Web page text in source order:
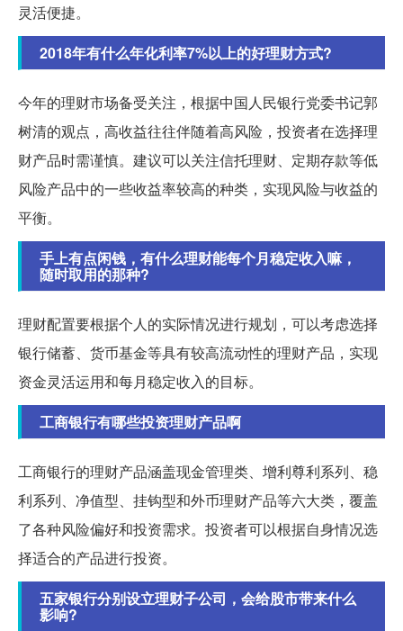
灵活便捷。
2018年有什么年化利率7%以上的好理财方式?
今年的理财市场备受关注，根据中国人民银行党委书记郭
树清的观点，高收益往往伴随着高风险，投资者在选择理
财产品时需谨慎。建议可以关注信托理财、定期存款等低
风险产品中的一些收益率较高的种类，实现风险与收益的
平衡。
手上有点闲钱，有什么理财能每个月稳定收入嘛，
随时取用的那种?
理财配置要根据个人的实际情况进行规划，可以考虑选择
银行储蓄、货币基金等具有较高流动性的理财产品，实现
资金灵活运用和每月稳定收入的目标。
工商银行有哪些投资理财产品啊
工商银行的理财产品涵盖现金管理类、增利尊利系列、稳
利系列、净值型、挂钩型和外币理财产品等六大类，覆盖
了各种风险偏好和投资需求。投资者可以根据自身情况选
择适合的产品进行投资。
五家银行分别设立理财子公司，会给股市带来什么
影响?